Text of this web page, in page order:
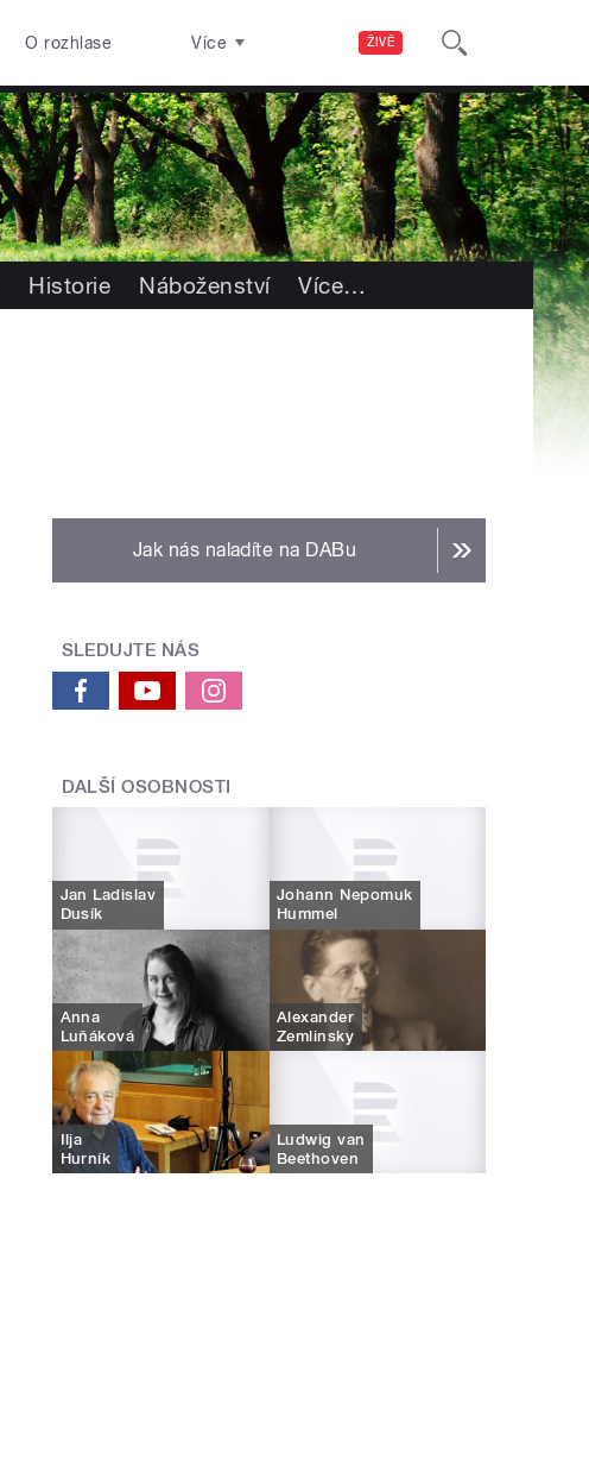
ŽIVĚ
O rozhlase Více
Historie Náboženství Více…
Jak nás naladíte na DABu
SLEDUJTE NÁS
DALŠÍ OSOBNOSTI
Jan Ladislav
Dusík
Johann Nepomuk
Hummel
Anna
Luňáková
Alexander
Zemlinsky
Ilja
Hurník
Ludwig van
Beethoven